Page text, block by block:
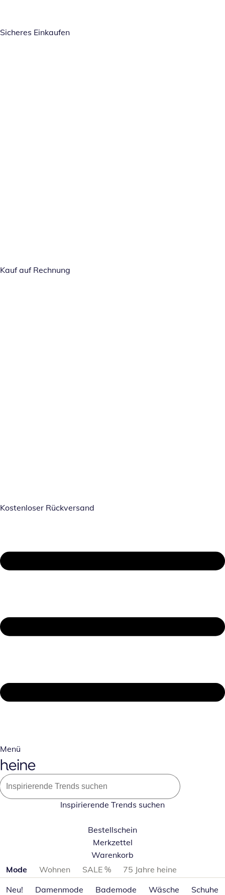
Sicheres Einkaufen
Kauf auf Rechnung
Kostenloser Rückversand
Menü
Inspirierende Trends suchen
Bestellschein
Merkzettel
Warenkorb
Produktkategorien überspringen
Mode Wohnen SALE %
75 Jahre heine
Neu!
Damenmode Bademode Wäsche Schuhe